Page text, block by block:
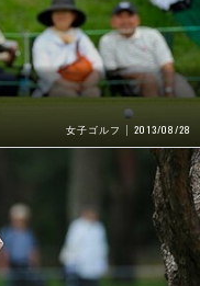
女子ゴルフ 2013/08/28